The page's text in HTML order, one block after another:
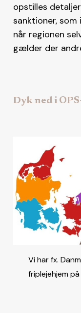
opstilles
sanktioner, som
når regionen
gælder der
Dyk ned i
Vi har fx.
friplejehjem